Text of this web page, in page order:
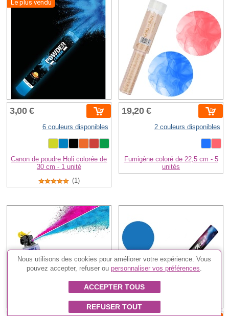
Le plus vendu
3,00 €
6 couleurs disponibles
Canon de poudre Holi colorée de
30 cm - 1 unité
(1)
19,20 €
2 couleurs disponibles
Fumigène coloré de 22,5 cm - 5
unités
Nous utilisons des cookies pour améliorer votre expérience. Vous
pouvez accepter, refuser oupersonnaliser vos préférences.
ACCEPTER TOUS
REFUSER TOUT